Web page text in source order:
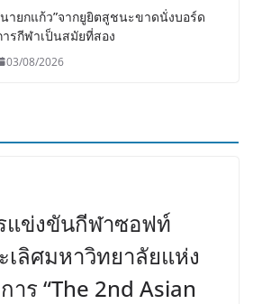
นายกแก้ว”จากยูยิตสูชนะขาดนั่งบอร์ด
ารกีฬาเป็นสมัยที่สอง
03/08/2026
แข่งขันกีฬาซอฟท์
เลิศมหาวิทยาลัยแห่ง
าร “The 2nd Asian